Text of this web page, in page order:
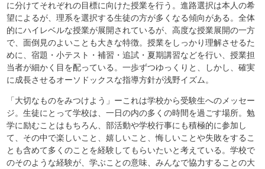
に分けてそれぞれの目標に向けた授業を行う。進路選択は本人の希
望によるが、理系を選択する生徒の方が多くなる傾向がある。全体
的にハイレベルな授業が展開されているが、高度な授業展開の一方
で、面倒見のよいことも大きな特徴。授業をしっかり理解させるた
めに、宿題・小テスト・補習・追試・夏期講習などを行い、授業担
当者が細かく目を配っている。一歩ずつゆっくりと、しかし、確実
に成長させるオーソドックスな指導方針が浅野イズム。
「大切なものをみつけよう」ーこれは学校から受験生へのメッセー
ジ。生徒にとって学校は、一日の内の多くの時間を過ごす場所。勉
学に励むことはもちろん、部活動や学校行事にも積極的に参加し
て、その中で楽しいこと、嬉しいこと、悔しいことや失敗をするこ
とも含めて多くのことを経験してもらいたいと考えている。学校で
のそのような経験が、学ぶことの意味、みんなで協力することの大